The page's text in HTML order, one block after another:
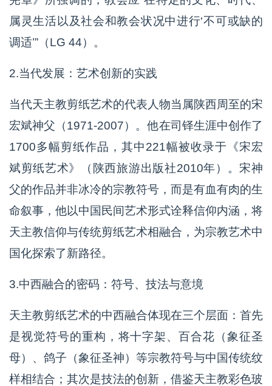
属灵生活以及社会和教会状况中进行‘不可或缺的
调适’”（LG 44）。
2.当代发展：艺术创新的实践
当代天主教剪纸艺术的代表人物当属陕西周至的宋
宏斌神父（1971-2007）。他在司铎生涯中创作了
1700多幅剪纸作品，其中221幅被收录于《宋宏
斌剪纸艺术》（陕西旅游出版社2010年）。宋神
父的作品并非冰冷的宗教符号，而是有血有肉的生
命叙事，他以中国民间艺术形式诠释信仰内涵，将
天主教信仰与传统剪纸艺术相融合，为宗教艺术中
国化探索了新路径。
3.中西融合的密码：符号、技法与意境
天主教剪纸艺术的中西融合体现在三个层面：首先
是视觉符号的重构，将十字架、百合花（象征圣
母）、鸽子（象征圣神）等宗教符号与中国传统纹
样相结合；其次是技法的创新，借鉴天主教彩色玻